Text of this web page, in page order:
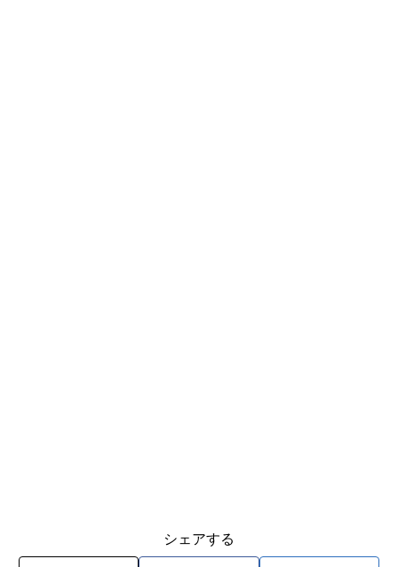
シェアする